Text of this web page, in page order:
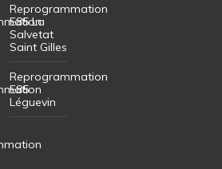
Reprogrammation
E85 La
Salvetat
Saint Gilles
Reprogrammation
E85
Léguevin